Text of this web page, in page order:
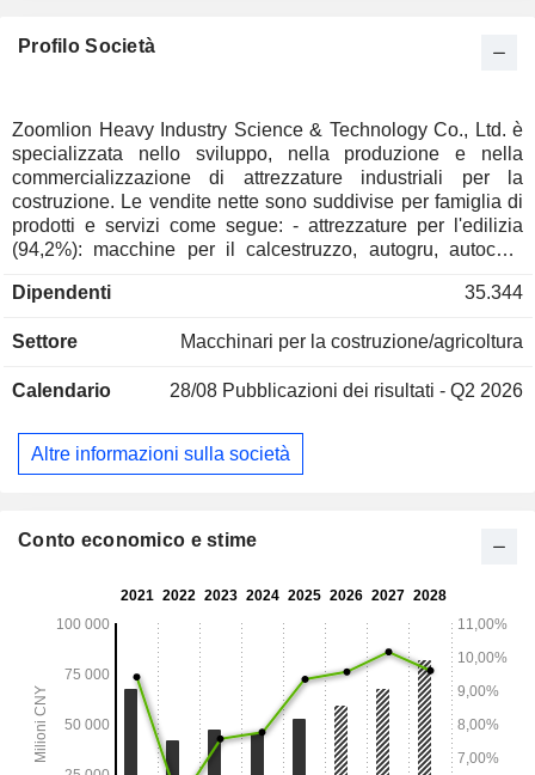
Profilo Società
Zoomlion Heavy Industry Science & Technology Co., Ltd. è
specializzata nello sviluppo, nella produzione e nella
commercializzazione di attrezzature industriali per la
costruzione. Le vendite nette sono suddivise per famiglia di
prodotti e servizi come segue: - attrezzature per l'edilizia
(94,2%): macchine per il calcestruzzo, autogru, autocarri
manutenzione stradale (motolivellatrici, rulli compressori,
per il movimento terra (pale cingolate, bulldozer ed
ecc; - macchine agricole (4,1%): mietitrebbie, frese,
finanziari (1,7%). La Cina rappresenta il 94,1% delle vendite
nette.
Dipendenti 35.344
Settore Macchinari per la costruzione/agricoltura
Calendario 28/08 Pubblicazioni dei risultati - Q2 2026
Altre informazioni sulla società
Conto economico e stime